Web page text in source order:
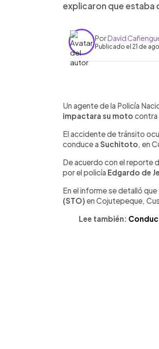
explicaron que estaba
PorDavid
Publicado el 21 de
► Escuchar
Un agente de la Policía
impactara su moto contra
El accidente de tránsito
conduce a Suchitoto, en
De acuerdo con el reporte
por el policía Edgardo de
En el informe se detalló
(STO) en Cojutepeque,
Lee también: